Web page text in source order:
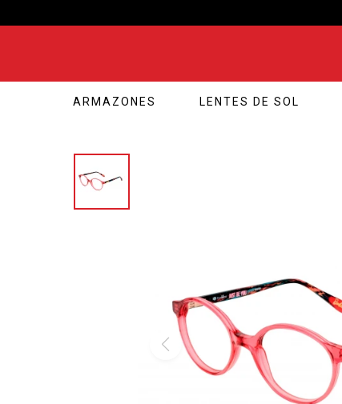
ARMAZONES LENTES DE SOL